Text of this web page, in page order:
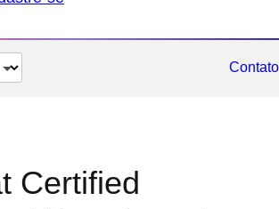
Contato
Certified